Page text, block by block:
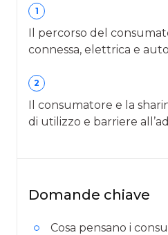
1
Il percorso del
connessa, elettrica e
2
Il consumatore e la
di utilizzo e barriere
Domande chiave
Cosa pensano i